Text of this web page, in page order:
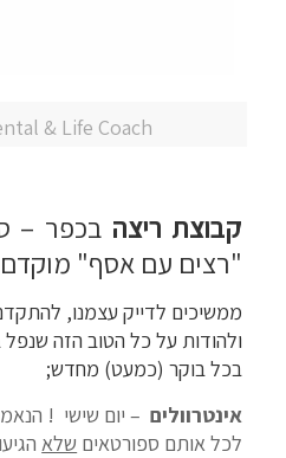
& Life Coach
קבוצת ריצה
"רצים עם אסף"
ממשיכים לדייק עצמנו,
ולהודות על כל הטוב הזה
בכל בוקר (כמעט) מחדש;
אינטרוולים – יום שישי !
לכל אותם ספורטאים שלא